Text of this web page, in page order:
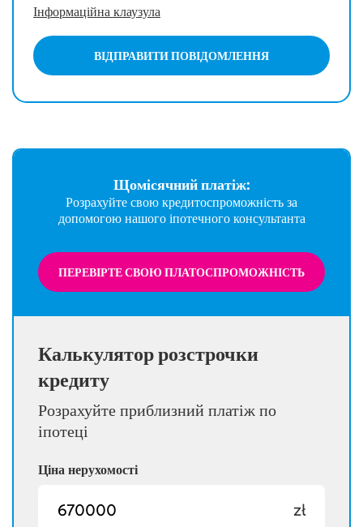
Інформаційна клаузула
ВІДПРАВИТИ ПОВІДОМЛЕННЯ
Калькулятор розстрочки
кредиту
Розрахуйте приблизний платіж по
іпотеці
Ціна нерухомості
zł
Щомісячний платіж:
Розрахуйте свою кредитоспроможність за
допомогою нашого іпотечного консультанта
ПЕРЕВІРТЕ СВОЮ ПЛАТОСПРОМОЖНІСТЬ